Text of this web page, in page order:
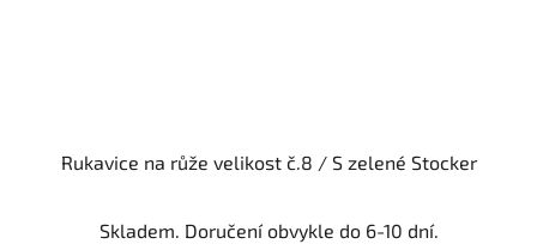
Rukavice na růže velikost č.8 / S zelené Stocker
Skladem. Doručení obvykle do 6-10 dní.